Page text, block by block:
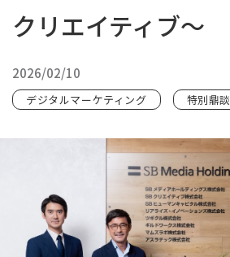
クリエイティブ〜
2026/02/10
デジタルマーケティング 特別鼎談